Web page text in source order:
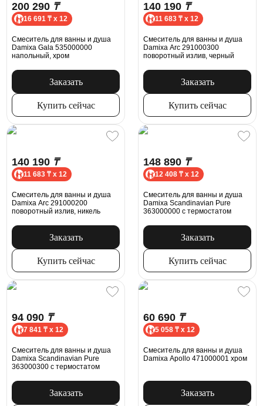
200 290 ₸
16 691 ₸ x 12
Смеситель для ванны и душа
Damixa Gala 535000000
напольный, хром
Заказать
Купить сейчас
140 190 ₸
11 683 ₸ x 12
Смеситель для ванны и душа
Damixa Arc 291000300
поворотный излив, черный
Заказать
Купить сейчас
140 190 ₸
11 683 ₸ x 12
Смеситель для ванны и душа
Damixa Arc 291000200
поворотный излив, никель
Заказать
Купить сейчас
148 890 ₸
12 408 ₸ x 12
Смеситель для ванны и душа
Damixa Scandinavian Pure
363000000 с термостатом
Заказать
Купить сейчас
94 090 ₸
7 841 ₸ x 12
Смеситель для ванны и душа
Damixa Scandinavian Pure
363000300 с термостатом
Заказать
60 690 ₸
5 058 ₸ x 12
Смеситель для ванны и душа
Damixa Apollo 471000001 хром
Заказать